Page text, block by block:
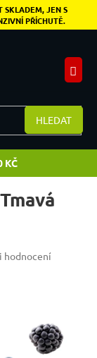
SKLADEM, JEN S
PŘÍCHUTĚ.
HLEDAT
KČ
je 0,0 z 5
hodnocení